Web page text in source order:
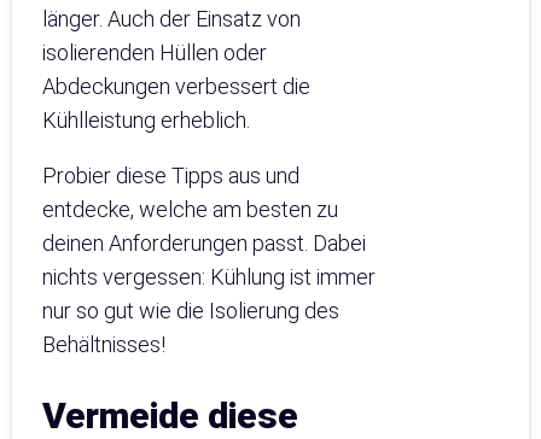
länger. Auch der Einsatz von
isolierenden Hüllen oder
Abdeckungen verbessert die
Kühlleistung erheblich.
Probier diese Tipps aus und
entdecke, welche am besten zu
deinen Anforderungen passt. Dabei
nichts vergessen: Kühlung ist immer
nur so gut wie die Isolierung des
Behältnisses!
Vermeide diese